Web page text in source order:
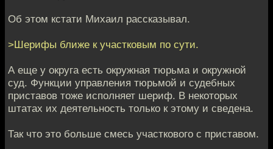
Об этом кстати Михаил рассказывал.
>Шерифы ближе к участковым по сути.
А еще у округа есть окружная тюрьма и окружной
суд. Функции управления тюрьмой и судебных
приставов тоже исполняет шериф. В некоторых
штатах их деятельность только к этому и сведена.
Так что это больше смесь участкового с приставом.